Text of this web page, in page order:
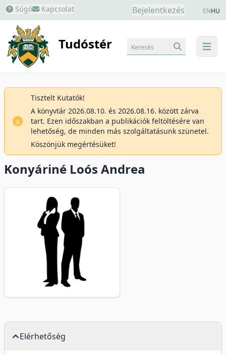
Súgó Kapcsolat Bejelentkezés ENHU
Tudóstér menu
Keresés
Tisztelt Kutatók!
A könyvtár 2026.08.10. és 2026.08.16. között zárva
tart. Ezen időszakban a publikációk feltöltésére van
lehetőség, de minden más szolgáltatásunk szünetel.
Köszönjük megértésüket!
Konyáriné Loós Andrea
Elérhetőség